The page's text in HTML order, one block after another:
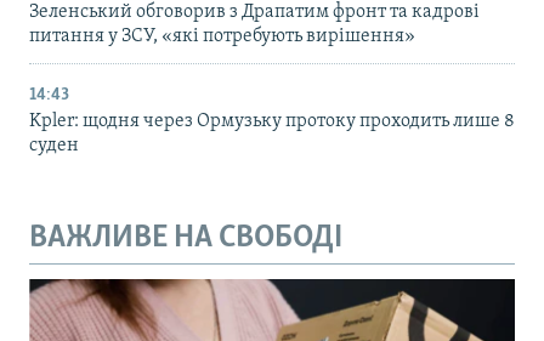
Зеленський обговорив з Драпатим фронт та кадрові
питання у ЗСУ, «які потребують вирішення»
14:43
Kpler: щодня через Ормузьку протоку проходить лише 8
суден
ВАЖЛИВЕ НА СВОБОДІ